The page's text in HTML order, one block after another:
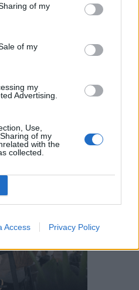
of my
of my
my
Advertising.
Use,
of my
with the
collected.
Access Privacy Policy